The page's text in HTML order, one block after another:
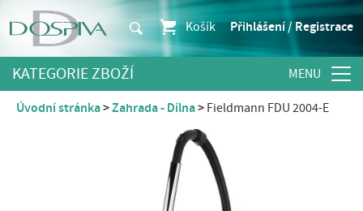
Košík Přihlášení / Registrace
KATEGORIE ZBOŽÍ
Úvodní stránka Zahrada - Dílna Fieldmann FDU 2004-E